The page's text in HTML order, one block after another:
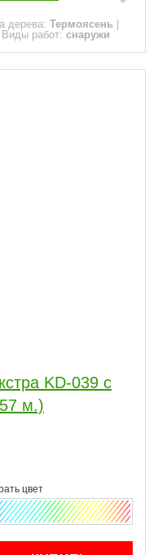
дерева: Термоясень
Виды работ: снаружи
KD-039 с
м.)